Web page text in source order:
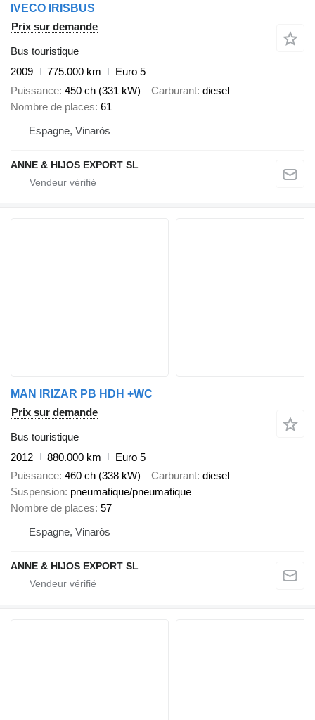
IVECO IRISBUS
Prix sur demande
Bus touristique
2009
775.000 km
Euro 5
Puissance 450 ch (331 kW) Carburant diesel
Nombre de places 61
Espagne, Vinaròs
ANNE & HIJOS EXPORT SL
MAN IRIZAR PB HDH +WC
Prix sur demande
Bus touristique
2012
880.000 km
Euro 5
Puissance 460 ch (338 kW) Carburant diesel
Suspension pneumatique/pneumatique
Nombre de places 57
Espagne, Vinaròs
ANNE & HIJOS EXPORT SL